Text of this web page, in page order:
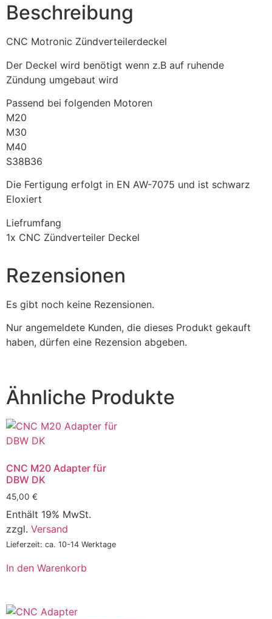
Beschreibung
CNC Motronic Zündverteilerdeckel
Der Deckel wird benötigt wenn z.B auf ruhende
Zündung umgebaut wird
Passend bei folgenden Motoren
M20
M30
M40
S38B36
Die Fertigung erfolgt in EN AW-7075 und ist schwarz
Eloxiert
Liefrumfang
1x CNC Zündverteiler Deckel
Rezensionen
Es gibt noch keine Rezensionen.
Nur angemeldete Kunden, die dieses Produkt gekauft
haben, dürfen eine Rezension abgeben.
Ähnliche Produkte
CNC M20 Adapter für
DBW DK
45,00 €
Enthält 19% MwSt.
zzgl. Versand
Lieferzeit: ca. 10-14 Werktage
In den Warenkorb